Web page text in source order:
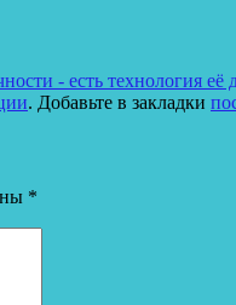
- есть технология её
. Добавьте в закладки
*